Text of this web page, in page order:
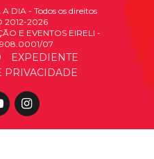
DIA - Todos os direitos
2012-2026
E EVENTOS EIRELI -
07
EXPEDIENTE
PRIVACIDADE